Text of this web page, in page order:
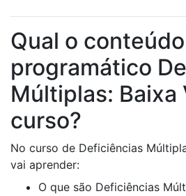
Qual o conteúdo
programático
Múltiplas: Baixa
curso?
No curso de Deficiências
vai aprender:
O que são Deficiências